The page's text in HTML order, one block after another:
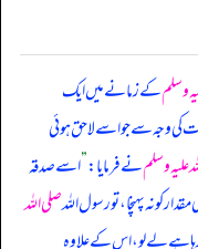
وسلمکے زمانے میں ایک
وجہ سے جو اسے لاحق ہوئی
علیہ وسلمنے فرمایا:”اسے صدقہ
کو نہ پہنچا، تو رسول اللہصلی اللہ
ہے لے لو، اس کے علاوہ